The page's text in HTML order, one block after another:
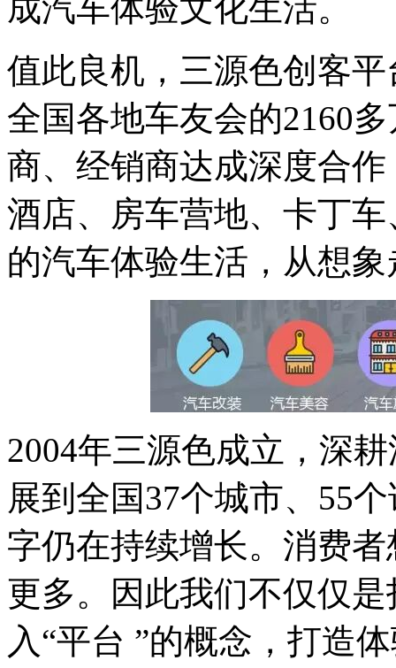
成汽车体验文化生活。
值此良机，三源色创客
全国各地车友会的2160
商、经销商达成深度合
酒店、房车营地、卡丁
的汽车体验生活，从想
2004年三源色成立，深
展到全国37个城市、55
字仍在持续增长。消费
更多。因此我们不仅仅
入“平台 ”的概念，打造